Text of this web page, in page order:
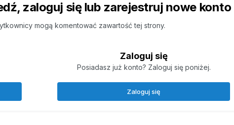
zaloguj się lub zarejestruj nowe konto
mogą komentować zawartość tej strony.
Zaloguj się
Posiadasz już konto? Zaloguj się poniżej.
Zaloguj się